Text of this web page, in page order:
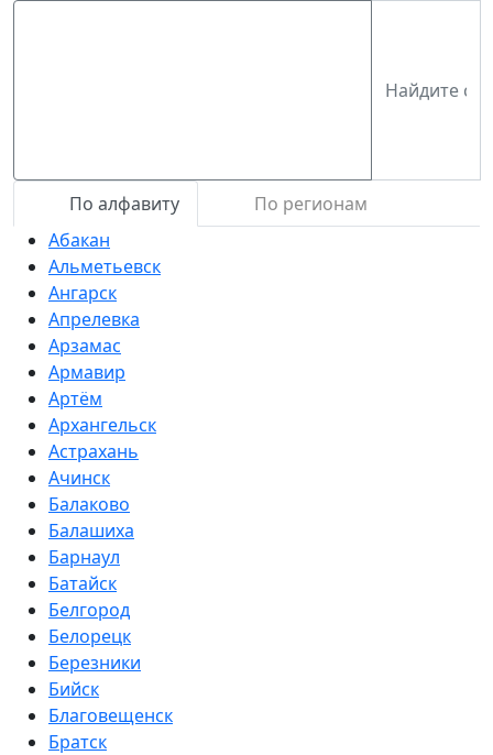
По алфавиту
По регионам
Абакан
Альметьевск
Ангарск
Апрелевка
Арзамас
Армавир
Артём
Архангельск
Астрахань
Ачинск
Балаково
Балашиха
Барнаул
Батайск
Белгород
Белорецк
Березники
Бийск
Благовещенск
Братск